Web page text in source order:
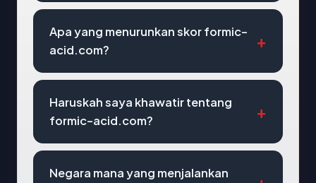
Apa yang menurunkan skor formic-
acid.com?
Haruskah saya khawatir tentang
formic-acid.com?
Negara mana yang menjalankan